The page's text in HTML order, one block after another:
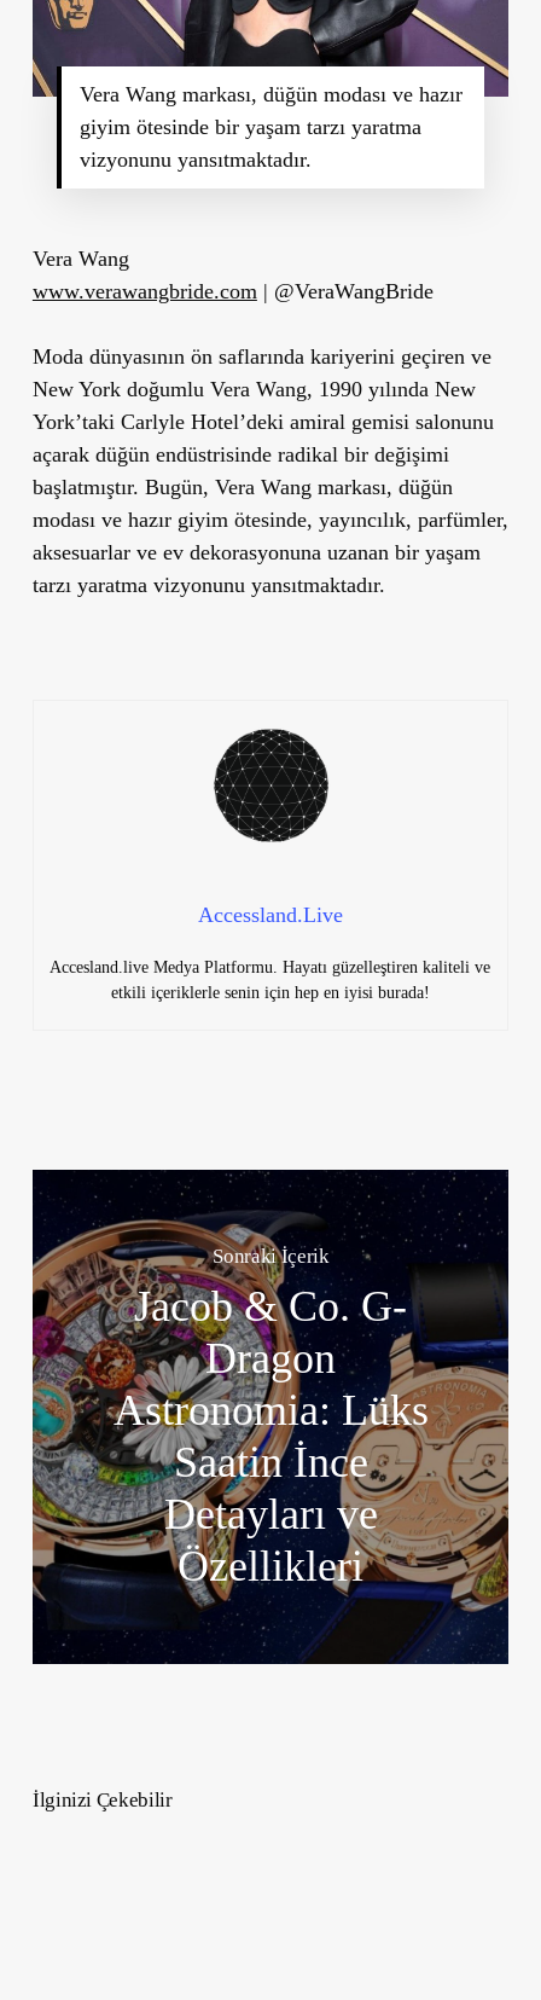
Vera Wang markası, düğün modası ve hazır
giyim ötesinde bir yaşam tarzı yaratma
vizyonunu yansıtmaktadır.
Vera Wang
www.verawangbride.com | @VeraWangBride
Moda dünyasının ön saflarında kariyerini geçiren ve
New York doğumlu Vera Wang, 1990 yılında New
York’taki Carlyle Hotel’deki amiral gemisi salonunu
açarak düğün endüstrisinde radikal bir değişimi
başlatmıştır. Bugün, Vera Wang markası, düğün
modası ve hazır giyim ötesinde, yayıncılık, parfümler,
aksesuarlar ve ev dekorasyonuna uzanan bir yaşam
tarzı yaratma vizyonunu yansıtmaktadır.
Accessland.Live
Accesland.live Medya Platformu. Hayatı güzelleştiren kaliteli ve
etkili içeriklerle senin için hep en iyisi burada!
Sonraki İçerik
Jacob & Co. G-
Dragon
Astronomia: Lüks
Saatin İnce
Detayları ve
Özellikleri
İlginizi Çekebilir